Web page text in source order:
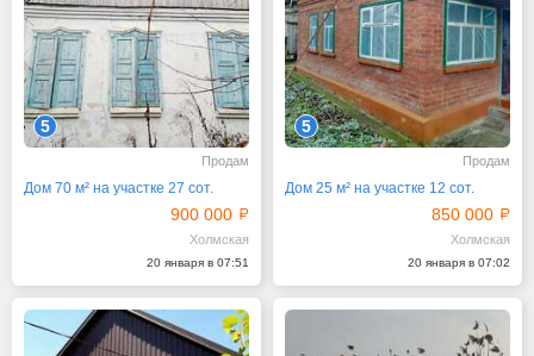
5
Продам
Дом 70 м² на участке 27 сот.
900 000
Холмская
20 января в 07:51
5
Продам
Дом 25 м² на участке 12 сот.
850 000
Холмская
20 января в 07:02